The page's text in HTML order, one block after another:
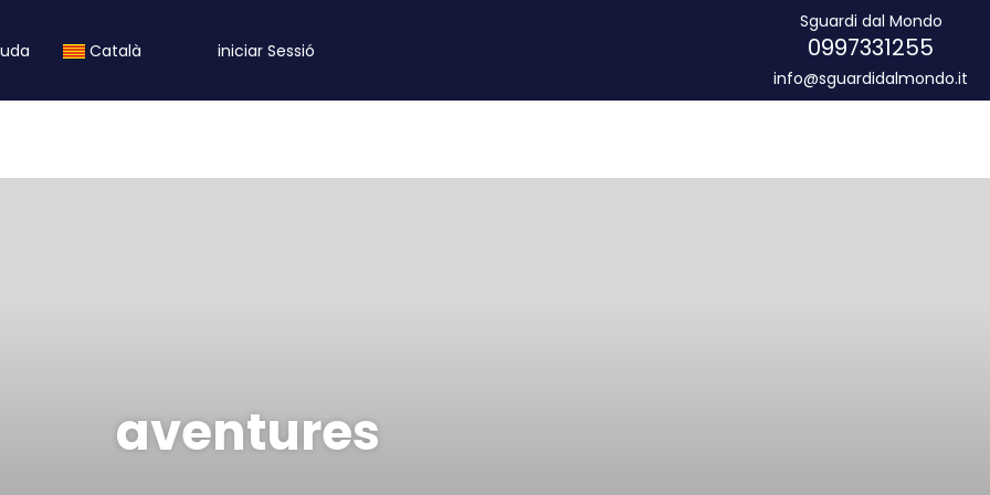
Català iniciar Sessió
Sguardi dal Mondo
0997331255
info@sguardidalmondo.it
aventures